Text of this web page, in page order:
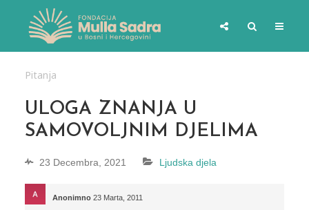
Pitanja
ULOGA ZNANJA U
SAMOVOLJNIM DJELIMA
23 Decembra, 2021 Ljudska djela
Anonimno 23 Marta, 2011